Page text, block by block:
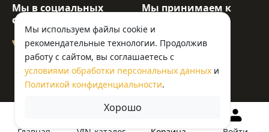
Мы используем файлы cookie и
рекомендательные технологии. Продолжив
работу с сайтом, вы соглашаетесь с
условиями обработки персональных данных и
Политикой конфиденциальности.
Хорошо
Мы в социальных
сетях:
Мы принимаем к
© ООО «Гриффин»